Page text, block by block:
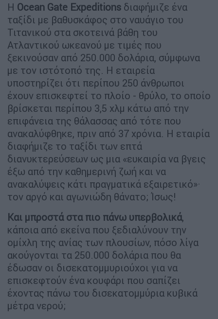
Η Ocean Gate Expeditions διαφήμιζε ένα
ταξίδι με βαθυσκάφος στο ναυάγιο του
Τιτανικού στα σκοτεινά βάθη του
Ατλαντικού ωκεανού με τιμές που
ξεκινούσαν από 250.000 δολάρια, σύμφωνα
με τον ιστότοπό της. Η εταιρεία
υποστηρίζει ότι περίπου 250 άνθρωποι
έχουν επισκεφτεί το πλοίο - θρύλο, το οποίο
βρίσκεται περίπου 3,5 χλμ κάτω από την
επιφάνεια της θάλασσας από τότε που
ανακαλύφθηκε, πριν από 37 χρόνια. Η εταιρία
διαφήμιζε το ταξίδι των επτά
διανυκτερεύσεων ως μια «ευκαιρία να βγεις
έξω από την καθημερινή ζωή και να
ανακαλύψεις κάτι πραγματικά εξαιρετικό»·
τον αργό και αγωνιώδη θάνατο; Ίσως!
Και μπροστά στα πιο πάνω υπερβολικά,
κάποια από εκείνα που ξεδιαλύνουν την
ομίχλη της ανίας των πλουσίων, πόσο λίγα
ακούγονται τα 250.000 δολάρια που θα
έδωσαν οι δισεκατομμυριούχοι για να
επισκεφτούν ένα κουφάρι που σαπίζει
έχοντας πάνω του δισεκατομμύρια κυβικά
μέτρα νερού;